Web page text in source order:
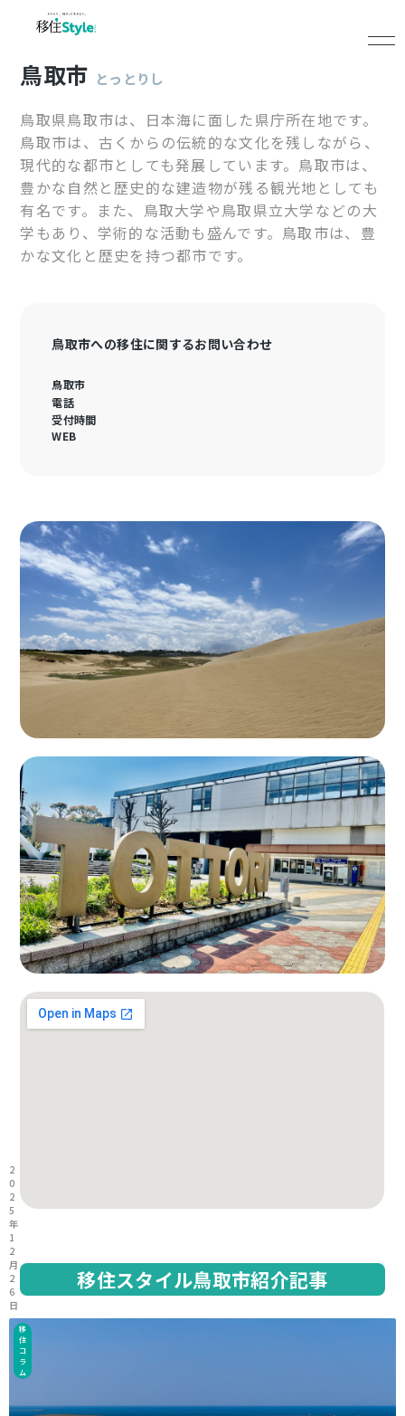
鳥取市 とっとりし
鳥取県鳥取市は、日本海に面した県庁所在地です。
鳥取市は、古くからの伝統的な文化を残しながら、
現代的な都市としても発展しています。鳥取市は、
豊かな自然と歴史的な建造物が残る観光地としても
有名です。また、鳥取大学や鳥取県立大学などの大
学もあり、学術的な活動も盛んです。鳥取市は、豊
かな文化と歴史を持つ都市です。
鳥取市への移住に関するお問い合わせ
鳥取市
電話
受付時間
WEB
移住スタイル鳥取市紹介記事
移
住
コ
ラ
ム
2
0
2
5
年
1
2
月
2
6
日